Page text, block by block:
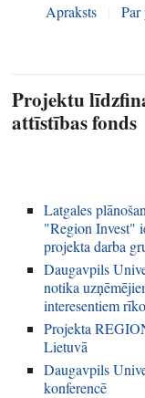
Apraksts Par
Projektu
attīstības fonds
Latgales
"Region Invest"
projekta darba
Daugavpils
notika
interesentiem
Projekta
Lietuvā
Daugavpils
konferencē